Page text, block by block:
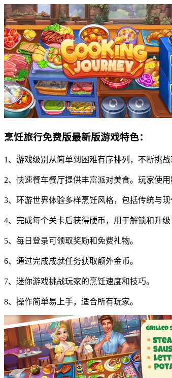
烹饪旅行免费版最新版游戏特色：
1、游戏级别从简单到困难有序排列，不断挑战
2、快速餐车餐厅提供丰富派对美食。玩家使
3、环游世界体验多样烹饪风格，包括传统与
4、完成每个关卡后获得硬币，用于解锁和升级
5、每日登录可领取奖励和免费礼物。
6、通过完成成就任务获取额外金币。
7、迷你游戏挑战玩家的烹饪速度和技巧。
8、操作简单易上手，适合所有玩家。